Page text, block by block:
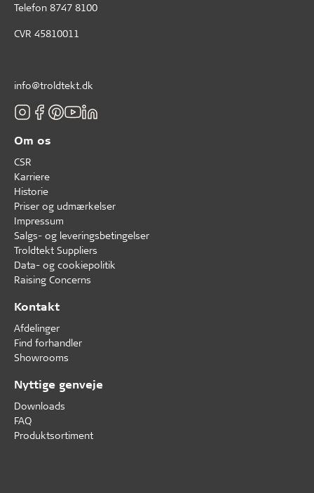
Telefon 8747 8100
CVR 45810011
info@troldtekt.dk
Om os
CSR
Karriere
Historie
Priser og udmærkelser
Impressum
Salgs- og leveringsbetingelser
Troldtekt Suppliers
Data- og cookiepolitik
Raising Concerns
Kontakt
Afdelinger
Find forhandler
Showrooms
Nyttige genveje
Downloads
FAQ
Produktsortiment